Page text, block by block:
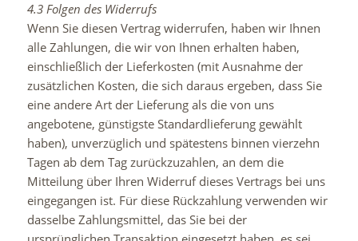
4.3 Folgen des Widerrufs
Wenn Sie diesen Vertrag widerrufen, haben wir Ihnen
alle Zahlungen, die wir von Ihnen erhalten haben,
einschließlich der Lieferkosten (mit Ausnahme der
zusätzlichen Kosten, die sich daraus ergeben, dass Sie
eine andere Art der Lieferung als die von uns
angebotene, günstigste Standardlieferung gewählt
haben), unverzüglich und spätestens binnen vierzehn
Tagen ab dem Tag zurückzuzahlen, an dem die
Mitteilung über Ihren Widerruf dieses Vertrags bei uns
eingegangen ist. Für diese Rückzahlung verwenden wir
dasselbe Zahlungsmittel, das Sie bei der